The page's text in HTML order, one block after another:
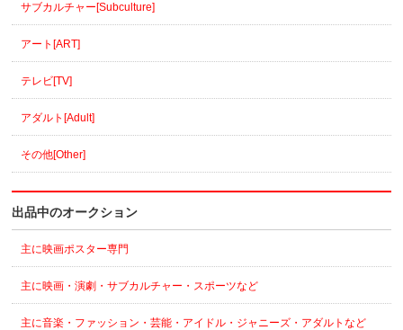
サブカルチャー[Subculture]
アート[ART]
テレビ[TV]
アダルト[Adult]
その他[Other]
出品中のオークション
主に映画ポスター専門
主に映画・演劇・サブカルチャー・スポーツなど
主に音楽・ファッション・芸能・アイドル・ジャニーズ・アダルトなど